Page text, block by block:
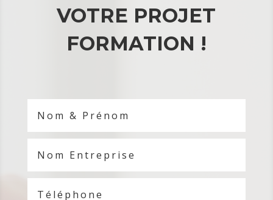
VOTRE PROJET
FORMATION !